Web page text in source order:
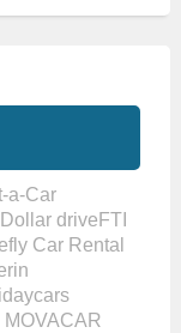
a-Car
Dollar driveFTI
Car Rental
MOVACAR